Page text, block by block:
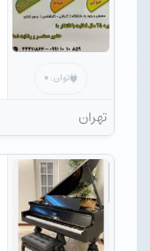
توان: ۰
تهران